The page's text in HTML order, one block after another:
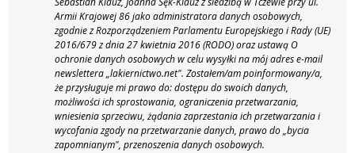
Armii Krajowej 86 jako administratora danych osobowych,
zgodnie z Rozporządzeniem Parlamentu Europejskiego i Rady (UE)
2016/679 z dnia 27 kwietnia 2016 (RODO) oraz ustawą O
ochronie danych osobowych w celu wysyłki na mój adres e-mail
newslettera „lakiernictwo.net". Zostałem/am poinformowany/a,
że przysługuje mi prawo do: dostępu do swoich danych,
możliwości ich sprostowania, ograniczenia przetwarzania,
wniesienia sprzeciwu, żądania zaprzestania ich przetwarzania i
wycofania zgody na przetwarzanie danych, prawo do „bycia
zapomnianym", przenoszenia danych osobowych.